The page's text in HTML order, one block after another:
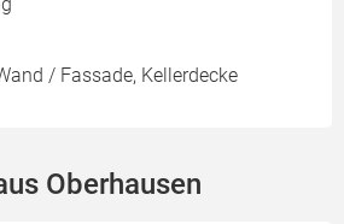
/ Fassade, Kellerdecke
Oberhausen